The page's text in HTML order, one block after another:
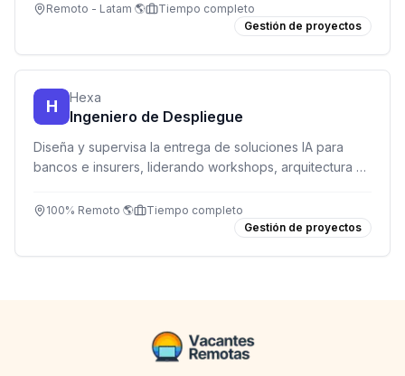
Remoto - Latam 🌎
Tiempo completo
Gestión de proyectos
H Hexa
Ingeniero de Despliegue
Diseña y supervisa la entrega de soluciones IA para
bancos e insurers, liderando workshops, arquitectura y
100% Remoto 🌎
Tiempo completo
Gestión de proyectos